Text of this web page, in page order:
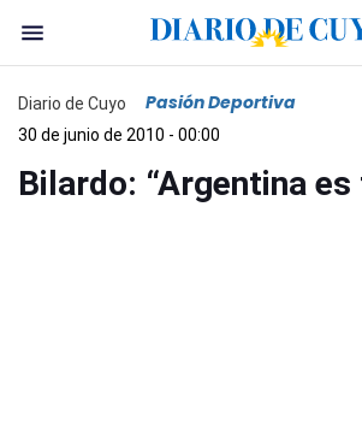
Diario de Cuyo Pasión Deportiva
30 de junio de 2010 - 00:00
Bilardo: “Argentina